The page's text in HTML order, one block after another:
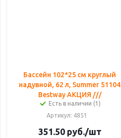
Бассейн 102*25 см круглый
надувной, 62 л, Summer 51104
Bestway АКЦИЯ ///
Есть в наличии (1)
Артикул: 4851
351.50руб./шт